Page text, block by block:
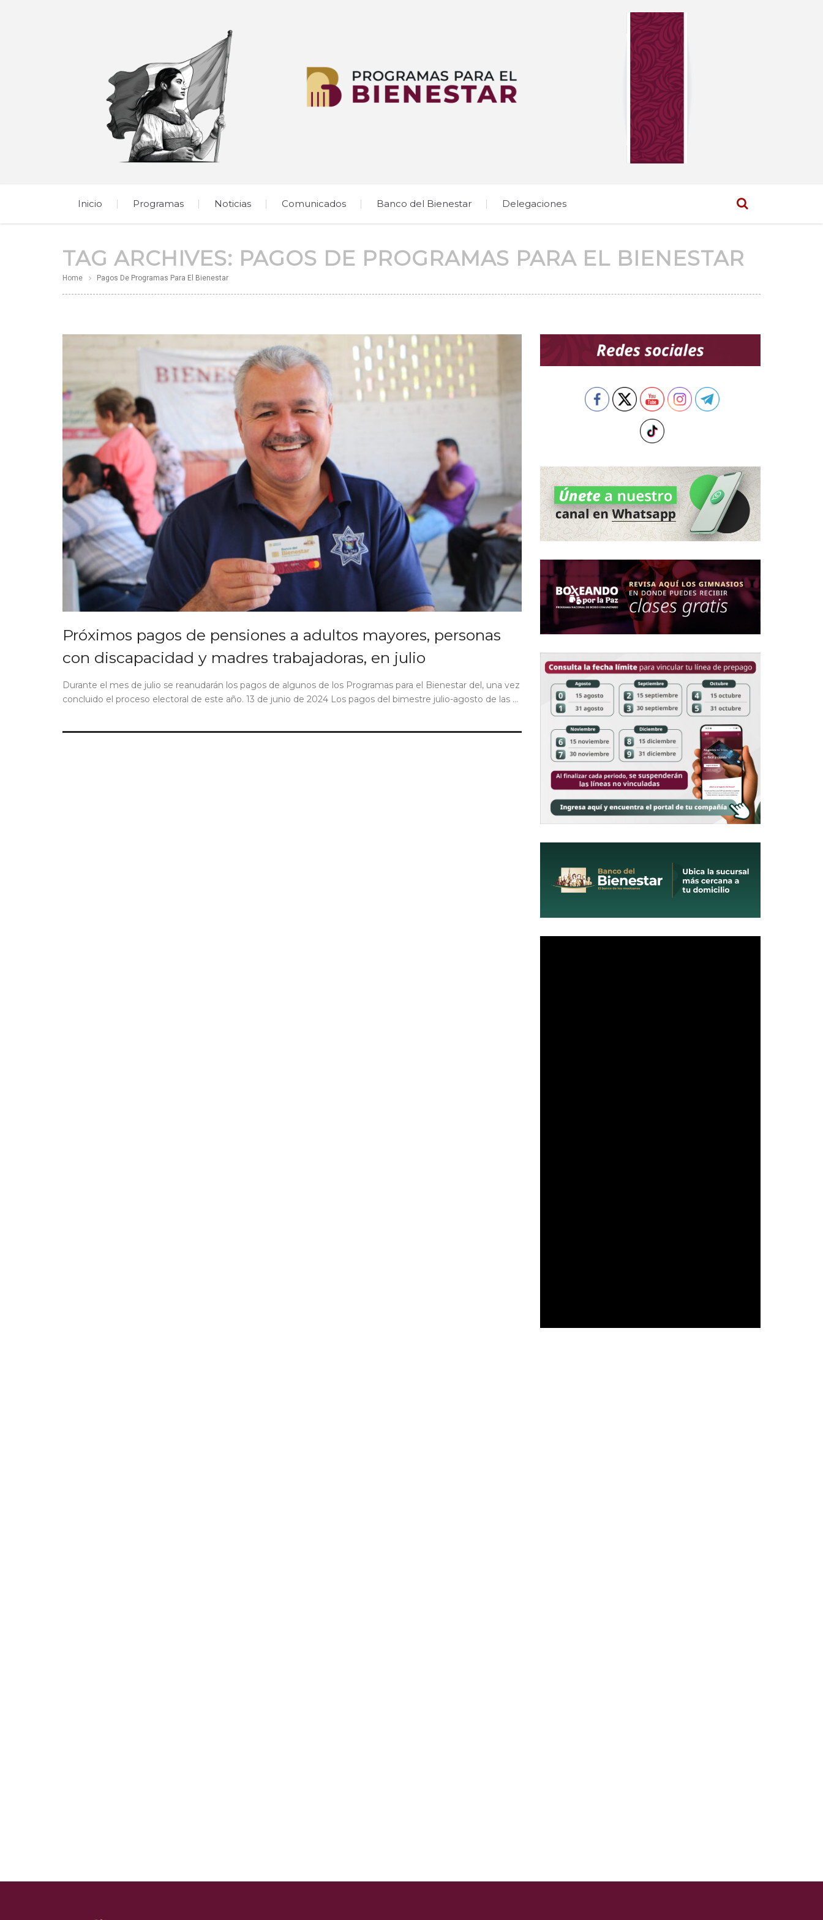
Inicio Programas Noticias Comunicados Banco del Bienestar Delegaciones
TAG ARCHIVES: PAGOS DE PROGRAMAS PARA EL BIENESTAR
Home Pagos De Programas Para El Bienestar
Próximos pagos de pensiones a adultos mayores, personas
con discapacidad y madres trabajadoras, en julio
Durante el mes de julio se reanudarán los pagos de algunos de los Programas para el Bienestar del, una vez
concluido el proceso electoral de este año. 13 de junio de 2024 Los pagos del bimestre julio-agosto de las ...